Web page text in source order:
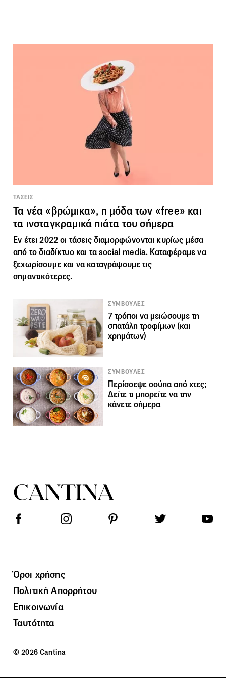
ΤΑΣΕΙΣ
Τα νέα «βρώμικα», η μόδα των «free» και
τα ινσταγκραμικά πιάτα του σήμερα
Εν έτει 2022 οι τάσεις διαμορφώνονται κυρίως μέσα
από το διαδίκτυο και τα social media. Καταφέραμε να
ξεχωρίσουμε και να καταγράψουμε τις
σημαντικότερες.
ΣΥΜΒΟΥΛΕΣ
7 τρόποι να μειώσουμε τη
σπατάλη τροφίμων (και
χρημάτων)
ΣΥΜΒΟΥΛΕΣ
Περίσσεψε σούπα από χτες;
Δείτε τι μπορείτε να την
κάνετε σήμερα
Όροι χρήσης
Πολιτική Απορρήτου
Επικοινωνία
Ταυτότητα
© 2026 Cantina